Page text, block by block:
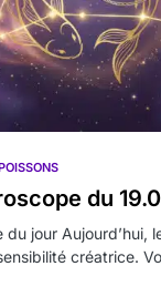
du
du jour Aujourd’hui,
créatrice.